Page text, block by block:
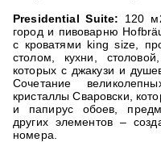
Presidential Suite: 120
город и пивоварню
с кроватями king size,
столом, кухни,
которых с джакузи и
Сочетание
кристаллы Сваровски,
и папирус обоев,
других элементов –
номера.